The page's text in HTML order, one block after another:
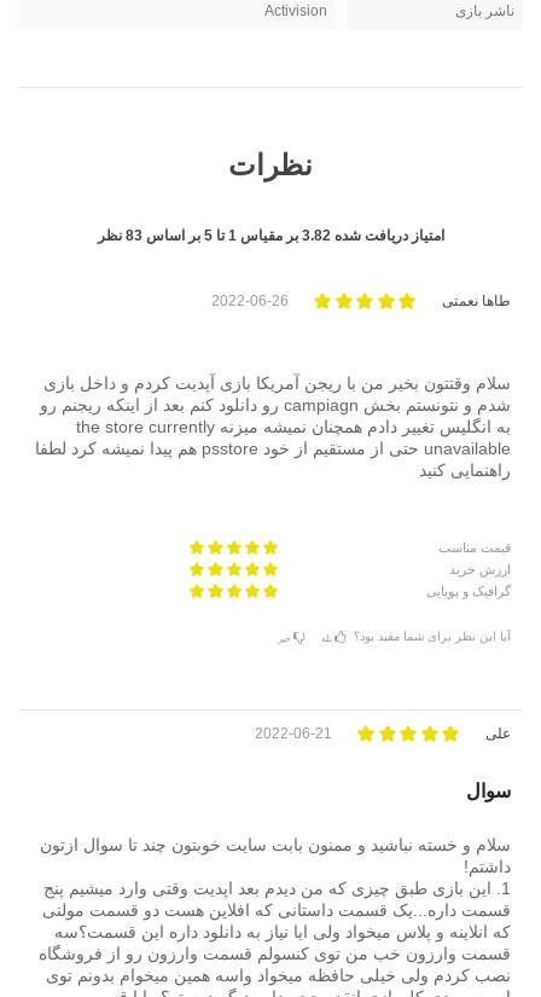
ناشر بازی Activision
نظرات
امتیاز دریافت شده 3.82 بر مقیاس 1تا5 بر اساس83 نظر
طاها نعمتی 2022-06-26
سلام وقتتون بخیر من با ریجن آمریکا بازی آپدیت کردم و داخل بازی
شدم و نتونستم بخش campiagn رو دانلود کنم بعد از اینکه ریجنم رو
به انگلیس تغییر دادم همچنان نمیشه میزنه the store currently
unavailable حتی از مستقیم از خود psstore هم پیدا نمیشه کرد لطفا
راهنمایی کنید
قیمت مناسب
ارزش خرید
گرافیک و پویایی
آیا این نظر برای شما مفید بود؟ بله خیر
علی 2022-06-21
سوال
سلام و خسته نباشید و ممنون بابت سایت خوبتون چند تا سوال ازتون
داشتم!
1. این بازی طبق چیزی که من دیدم بعد اپدیت وقتی وارد میشیم پنج
قسمت داره...یک قسمت داستانی که افلاین هست دو قسمت مولتی
که انلاینه و پلاس میخواد ولی ایا نیاز به دانلود داره این قسمت؟سه
قسمت وارزون خب من توی کنسولم قسمت وارزون رو از فروشگاه
نصب کردم ولی خیلی حافظه میخواد واسه همین میخوام بدونم توی